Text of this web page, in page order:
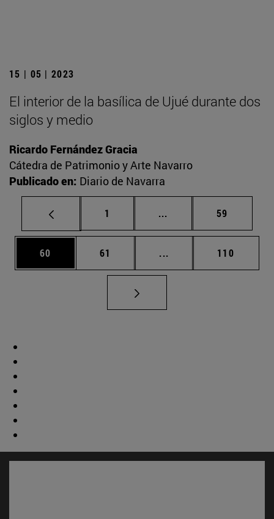
15 | 05 | 2023
El interior de la basílica de Ujué durante dos
siglos y medio
Ricardo Fernández Gracia
Cátedra de Patrimonio y Arte Navarro
Publicado en: Diario de Navarra
Página
1 ... Páginas intermedias
Página
59
Página
60 Página
61 ... Páginas intermedias
Página
110